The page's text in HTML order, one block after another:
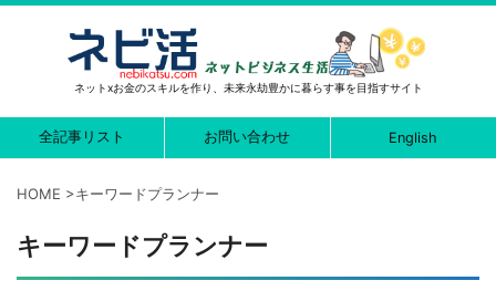
ネットxお金のスキルを作り、未来永劫豊かに暮らす事を目指すサイト
全記事リスト お問い合わせ English
HOME >キーワードプランナー
キーワードプランナー